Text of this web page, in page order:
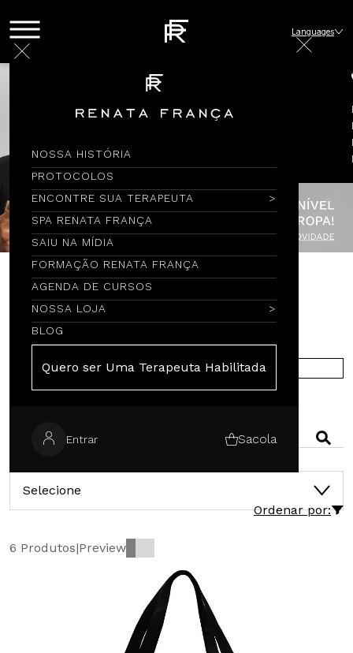
NOSSA HISTÓRIA
PROTOCOLOS
ENCONTRE SUA TERAPEUTA
SPA RENATA FRANÇA
SAIU NA MÍDIA
FORMAÇÃO RENATA FRANÇA
AGENDA DE CURSOS
NOSSA LOJA
BLOG
Quero ser Uma Terapeuta Habilitada
Entrar Sacola
Languages
Encontre por Nome
COMPRE NA EUROPA
Selecione
Ordenar por:
6 Produtos|Preview